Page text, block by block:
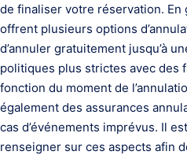
de finaliser votre réservation.
offrent plusieurs options
d’annuler gratuitement jusqu’à
politiques plus strictes avec des
fonction du moment de
également des assurances
cas d’événements imprévus. Il
renseigner sur ces aspects afin